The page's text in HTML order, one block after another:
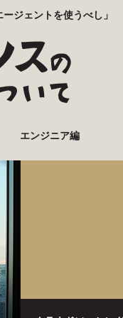
ジェントを使うべし」
エンジニア編